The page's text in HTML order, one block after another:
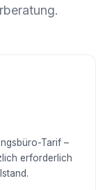
Tarif –
erforderlich